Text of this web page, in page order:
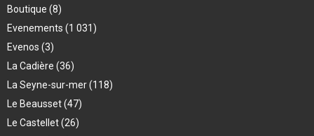
Boutique (8)
Evenements (1 031)
Evenos (3)
La Cadière (36)
La Seyne-sur-mer(118)
Le Beausset(47)
Le Castellet(26)